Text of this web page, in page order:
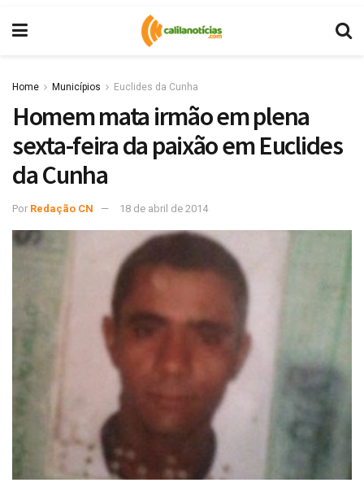
Home Municípios Euclides da Cunha
Homem mata irmão em plena
sexta-feira da paixão em Euclides
da Cunha
Por Redação CN 18 de abril de 2014